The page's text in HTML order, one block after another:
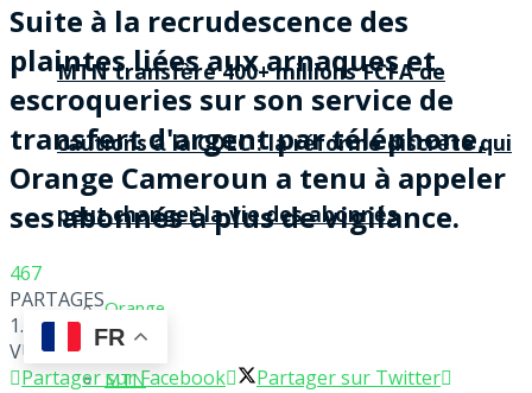
MTN transfère 400+ millions FCFA de
cautions à la CDEC : la réforme discrète qui
peut changer la vie des abonnés
Orange
MTN
Suite à la recrudescence des
plaintes liées aux arnaques et
escroqueries sur son service de
transfert d'argent par téléphone,
Orange Cameroun a tenu à appeler
ses abonnés à plus de vigilance.
467
PARTAGES
1.5k
VUES
Partager sur Facebook
Partager sur Twitter
FR